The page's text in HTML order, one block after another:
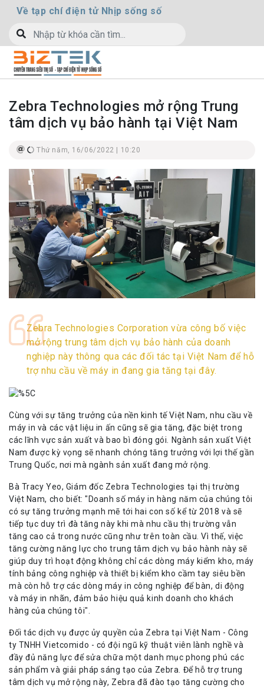
Về tạp chí điện tử Nhịp sống số
Zebra Technologies mở rộng Trung
tâm dịch vụ bảo hành tại Việt Nam
Thứ năm, 16/06/2022 | 10:20
Zebra Technologies Corporation vừa công bố việc
mở rộng trung tâm dịch vụ bảo hành của doanh
nghiệp này thông qua các đối tác tại Việt Nam để hỗ
trợ nhu cầu về máy in đang gia tăng tại đây.
Cùng với sự tăng trưởng của nền kinh tế Việt Nam, nhu cầu về
máy in và các vật liệu in ấn cũng sẽ gia tăng, đặc biệt trong
các lĩnh vực sản xuất và bao bì đóng gói. Ngành sản xuất Việt
Nam được kỳ vọng sẽ nhanh chóng tăng trưởng với lợi thế gần
Trung Quốc, nơi mà ngành sản xuất đang mở rộng.
Bà Tracy Yeo, Giám đốc Zebra Technologies tại thị trường
Việt Nam, cho biết: "Doanh số máy in hàng năm của chúng tôi
có sự tăng trưởng mạnh mẽ tới hai con số kể từ 2018 và sẽ
tiếp tục duy trì đà tăng này khi mà nhu cầu thị trường vẫn
tăng cao cả trong nước cũng như trên toàn cầu. Vì thế, việc
tăng cường năng lực cho trung tâm dịch vụ bảo hành này sẽ
giúp duy trì hoạt động không chỉ các dòng máy kiểm kho, máy
tính bảng công nghiệp và thiết bị kiểm kho cầm tay siêu bền
mà còn hỗ trợ các dòng máy in công nghiệp để bàn, di động
và máy in nhãn, đảm bảo hiệu quả kinh doanh cho khách
hàng của chúng tôi".
Đối tác dịch vụ được ủy quyền của Zebra tại Việt Nam - Công
ty TNHH Vietcomido - có đội ngũ kỹ thuật viên lành nghề và
đầy đủ năng lực để sửa chữa một danh mục phong phú các
sản phẩm và giải pháp sáng tạo của Zebra. Để hỗ trợ trung
tâm dịch vụ mở rộng này, Zebra đã đào tạo tăng cường cho